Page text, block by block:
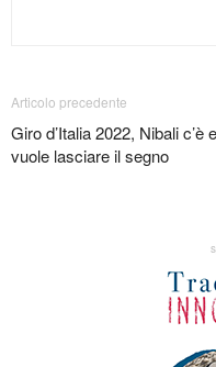
Articolo precedente
Giro d’Italia 2022, Nibali c’è e
vuole lasciare il segno